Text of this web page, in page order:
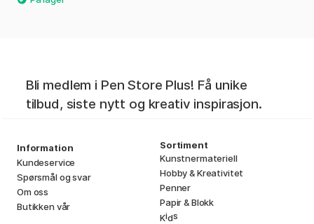
Bli medlem i Pen Store Plus! Få unike
tilbud, siste nytt og kreativ inspirasjon.
Information
Kundeservice
Spørsmål og svar
Om oss
Butikken vår
Sortiment
Kunstnermateriell
Hobby & Kreativitet
Penner
Papir & Blokk
Kids